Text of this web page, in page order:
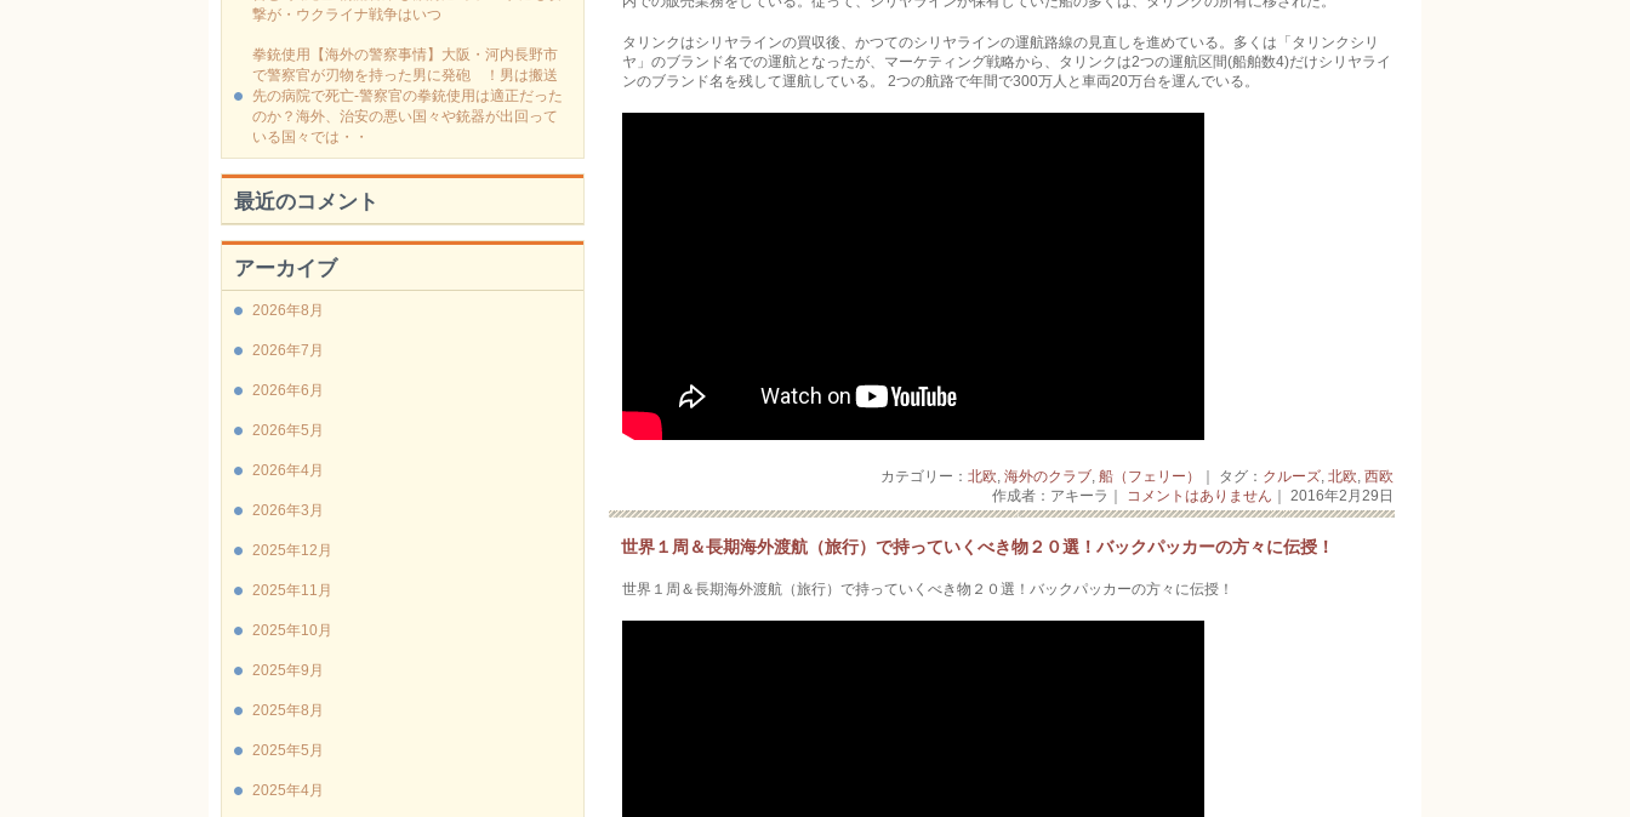
タリンクはシリヤラインの買収後、かつてのシリヤラインの運航路線の見直しを進めてい­­る。多くは「タリンクシリ
ヤ」のブランド名での運航となったが、マーケティング戦略­か­ら、タリンクは2つの運航区間(船舶数4)だけシリヤライ
ンのブランド名を残して­運航­している。 2つの航路で年間で300万人と車両20万台を運んでいる。
カテゴリー： 北欧 海外のクラブ, 船（フェリー） ｜ タグ： クルーズ, 北欧 西欧
作成者：アキーラ｜
コメントはありません ｜ 2016年2月29日
世界１周＆長期海外渡航（旅行）で持っていくべき物２０選！バックパッカーの方々に伝授！
世界１周＆長期海外渡航（旅行）で持っていくべき物２０選！バックパッカーの方々に伝授！
撃が・ウクライナ戦争はいつ
拳銃使用【海外の警察事情】大阪・河内長野市
で警察官が刃物を持った男に発砲 ！男は搬送
先の病院で死亡-警察官の拳銃使用は適正だった
のか？海外、治安の悪い国々や銃器が出回って
いる国々では・・
最近のコメント
アーカイブ
2026年8月
2026年7月
2026年6月
2026年5月
2026年4月
2026年3月
2025年12月
2025年11月
2025年10月
2025年9月
2025年8月
2025年5月
2025年4月